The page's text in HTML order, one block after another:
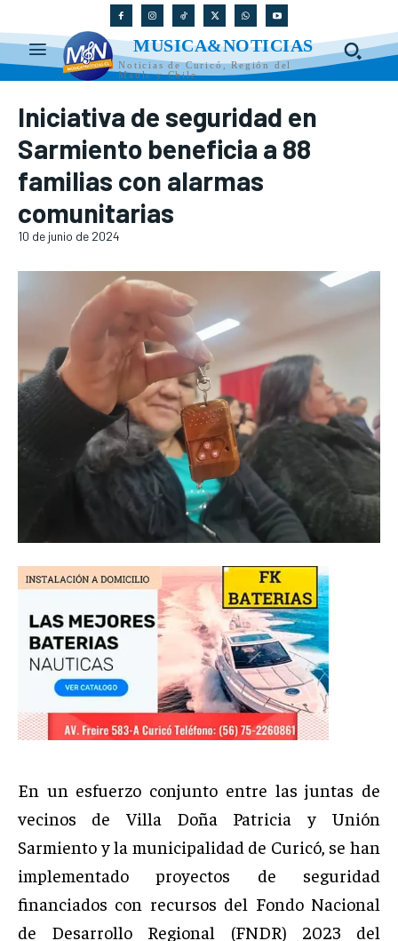
MUSICA&NOTICIAS
Noticias de Curicó, Región del
Maule y Chile
Iniciativa de seguridad en
Sarmiento beneficia a 88
familias con alarmas
comunitarias
10 de junio de 2024
En un esfuerzo conjunto entre las juntas de
vecinos de Villa Doña Patricia y Unión
Sarmiento y la municipalidad de Curicó, se han
implementado proyectos de seguridad
financiados con recursos del Fondo Nacional
de Desarrollo Regional (FNDR) 2023 del